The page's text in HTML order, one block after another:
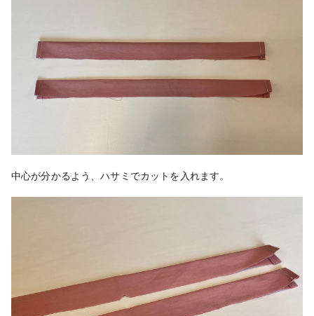
中心が分かるよう、ハサミでカットを入れます。